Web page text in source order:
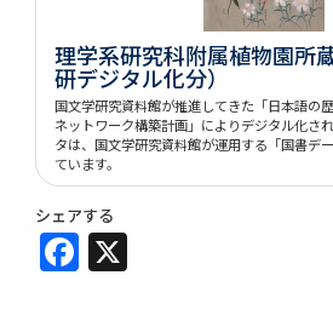
理学系研究科附属植物園所
研デジタル化分）
国文学研究資料館が推進してきた「日本語の
ネットワーク構築計画」によりデジタル化さ
タは、国文学研究資料館が運用する「国書デ
ています。
シェアする
Facebook